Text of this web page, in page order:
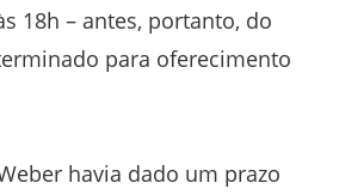
18h – antes, portanto, do
para oferecimento
havia dado um prazo